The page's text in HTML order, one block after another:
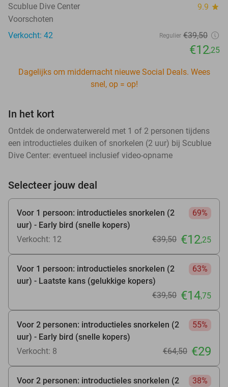
Scublue Dive Center 9.9 star
Voorschoten
Verkocht: 42
Regulier €39,50
€12,25
Dagelijks om middernacht nieuwe Social Deals. Wees
snel, op = op!
In het kort
Ontdek de onderwaterwereld met 1 of 2 personen tijdens
een introductieles duiken of snorkelen (2 uur) bij Scublue
Dive Center: eventueel inclusief video-opname
Selecteer jouw deal
Voor 1 persoon: introductieles snorkelen (2
uur) - Early bird (snelle kopers)
69%
Verkocht: 12 €39,50 €12,25
Voor 1 persoon: introductieles snorkelen (2
uur) - Laatste kans (gelukkige kopers)
63%
€39,50 €14,75
Voor 2 personen: introductieles snorkelen (2
uur) - Early bird (snelle kopers)
55%
Verkocht: 8 €64,50 €29
Voor 2 personen: introductieles snorkelen (2
38%